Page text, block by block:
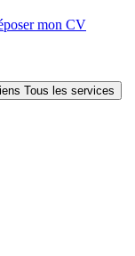
mon CV
Tous les services